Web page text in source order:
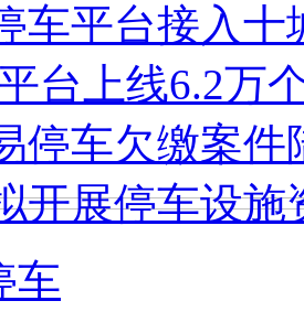
车平台接入十
台上线6.2万
停车欠缴案件
开展停车设施
车